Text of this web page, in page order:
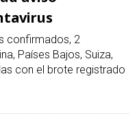
confirmados, 2
Países Bajos, Suiza,
con el brote registrado